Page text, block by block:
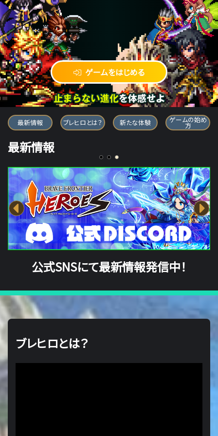
ゲームをはじめる
ブレイブ フロンティア ヒーローズ
最新情報 ブレヒロとは？ 新たな体験 ゲームの始め
方
最新情報
公式SNSにて最新情報発信中！
ブレヒロとは？